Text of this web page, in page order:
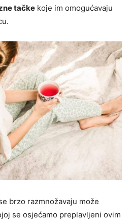
tačke koje im omogućavaju
brzo razmnožavaju može
se osjećamo preplavljeni ovim